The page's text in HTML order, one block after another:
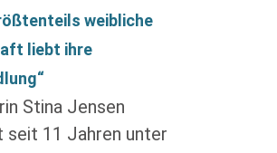
weibliche
liebt ihre
Stina Jensen
seit 11 Jahren unter